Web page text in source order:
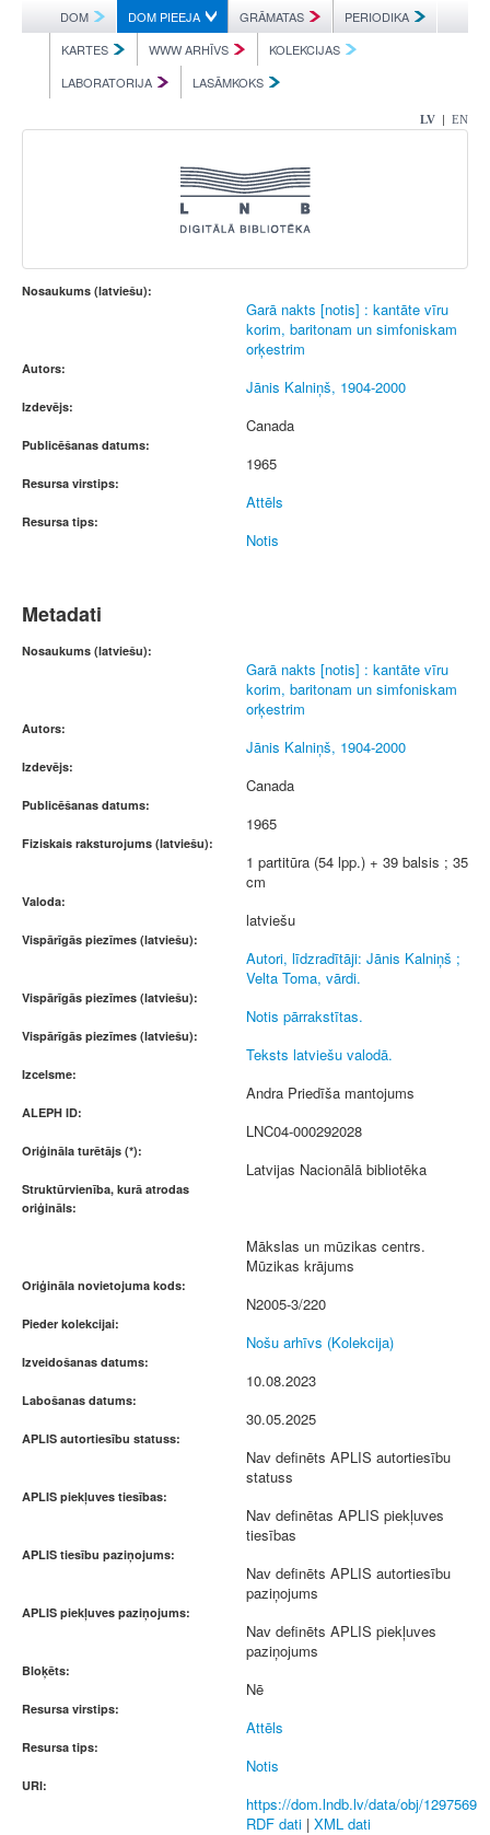
DOM DOM PIEEJA GRĀMATAS
PERIODIKA
KARTES
WWW ARHĪVS
KOLEKCIJAS
LABORATORIJA
LASĀMKOKS
LV | EN
Nosaukums (latviešu):
Garā nakts [notis] : kantāte vīru
korim, baritonam un simfoniskam
orķestrim
Autors:
Jānis Kalniņš, 1904-2000
Izdevējs:
Canada
Publicēšanas datums:
1965
Resursa virstips:
Attēls
Resursa tips:
Notis
Metadati
Nosaukums (latviešu):
Garā nakts [notis] : kantāte vīru
korim, baritonam un simfoniskam
orķestrim
Autors:
Jānis Kalniņš, 1904-2000
Izdevējs:
Canada
Publicēšanas datums:
1965
Fiziskais raksturojums (latviešu):
1 partitūra (54 lpp.) + 39 balsis ; 35
cm
Valoda:
latviešu
Vispārīgās piezīmes (latviešu):
Autori, līdzradītāji: Jānis Kalniņš ;
Velta Toma, vārdi.
Vispārīgās piezīmes (latviešu):
Notis pārrakstītas.
Vispārīgās piezīmes (latviešu):
Teksts latviešu valodā.
Izcelsme:
Andra Priedīša mantojums
ALEPH ID:
LNC04-000292028
Oriģināla turētājs (*):
Latvijas Nacionālā bibliotēka
Struktūrvienība, kurā atrodas
oriģināls:
Mākslas un mūzikas centrs.
Mūzikas krājums
Oriģināla novietojuma kods:
N2005-3/220
Pieder kolekcijai:
Nošu arhīvs (Kolekcija)
Izveidošanas datums:
10.08.2023
Labošanas datums:
30.05.2025
APLIS autortiesību statuss:
Nav definēts APLIS autortiesību
statuss
APLIS piekļuves tiesības:
Nav definētas APLIS piekļuves
tiesības
APLIS tiesību paziņojums:
Nav definēts APLIS autortiesību
paziņojums
APLIS piekļuves paziņojums:
Nav definēts APLIS piekļuves
paziņojums
Bloķēts:
Nē
Resursa virstips:
Attēls
Resursa tips:
Notis
URI:
https://dom.lndb.lv/data/obj/1297569
RDF dati | XML dati